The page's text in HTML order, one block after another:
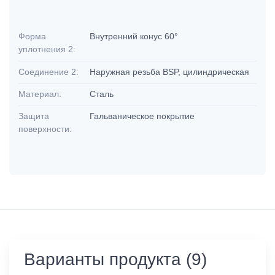
Форма
уплотнения 2:
Внутренний конус 60°
Соединение 2: Наружная резьба BSP, цилиндрическая
Материал: Сталь
Защита
поверхности:
Гальваническое покрытие
Варианты продукта (9)